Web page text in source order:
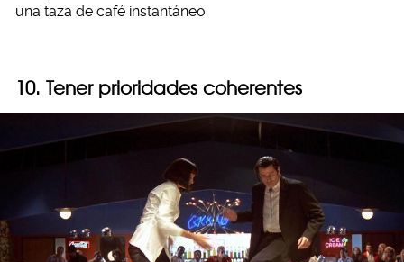
una taza de café instantáneo.
10. Tener prioridades coherentes